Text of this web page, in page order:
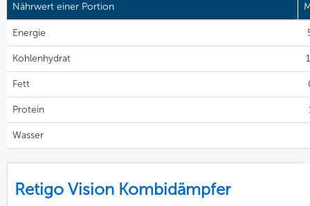
Nährwert einer Portion
Energie
Kohlenhydrat
Fett
Protein
Wasser
Retigo Vision Kombidämpfer